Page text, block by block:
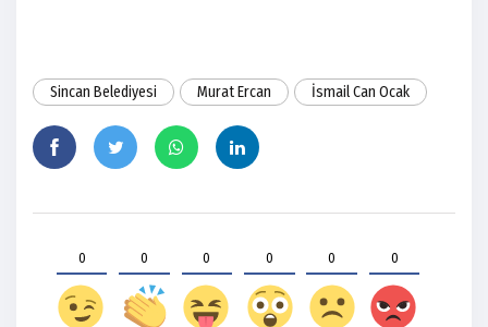
Sincan Belediyesi Murat Ercan İsmail Can Ocak
0 0 0 0 0 0